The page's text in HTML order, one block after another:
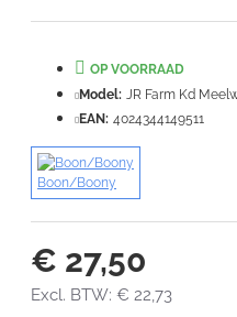
Note:HTML-code wordt
Slecht
€ 27,50
Excl. BTW: € 22,73
OP VOORRAAD
Model: JR Farm Kd
EAN: 4024344149511
Boon/Boony